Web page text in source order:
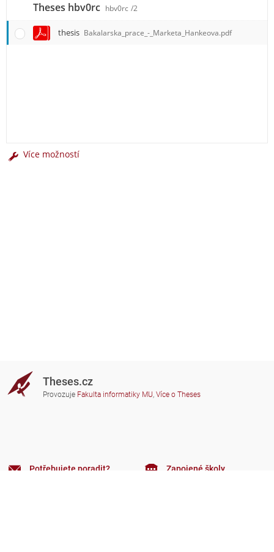
Theses hbv0rc hbv0rc /2
thesis Bakalarska_prace_-_Marketa_Hankeova.pdf
Více možností
Theses.cz
Provozuje Fakulta informatiky MU, Více o Theses
Potřebujete poradit? Zapojené školy